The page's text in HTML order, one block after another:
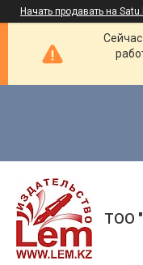
Начать продавать на
ТОО